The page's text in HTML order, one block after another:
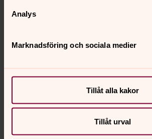
Analys
Marknadsföring och sociala medier
Tillåt alla kakor
Tillåt urval
Nathalie Nygren
Direkt:042-717 28SMS:070-609 12